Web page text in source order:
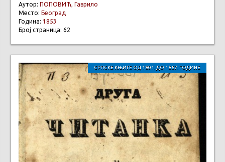
Аутор: ПОПОВИЋ, Гаврило
Место: Београд
Година: 1853
Број страница: 62
СРПСКЕ КЊИГЕ ОД 1801. ДО 1867. ГОДИНЕ